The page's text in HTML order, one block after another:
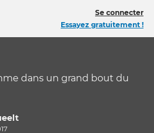
Se connecter
Essayez gratuitement !
dans un grand bout du